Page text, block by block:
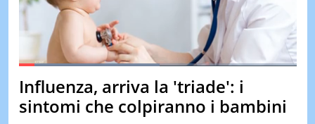
QUIZ
&
TEST
PauseUnmute
Loaded:50.75%
Influenza, arriva la 'triade': i
sintomi che colpiranno i bambini